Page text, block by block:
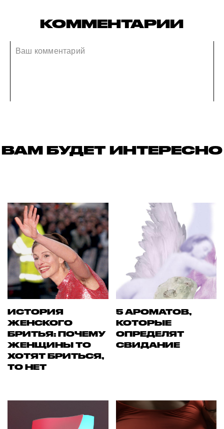
КОММЕНТАРИИ
ВАМ БУДЕТ ИНТЕРЕСНО
ИСТОРИЯ
ЖЕНСКОГО
БРИТЬЯ: ПОЧЕМУ
ЖЕНЩИНЫ ТО
ХОТЯТ БРИТЬСЯ,
ТО НЕТ
5 АРОМАТОВ,
КОТОРЫЕ
ОПРЕДЕЛЯТ
СВИДАНИЕ